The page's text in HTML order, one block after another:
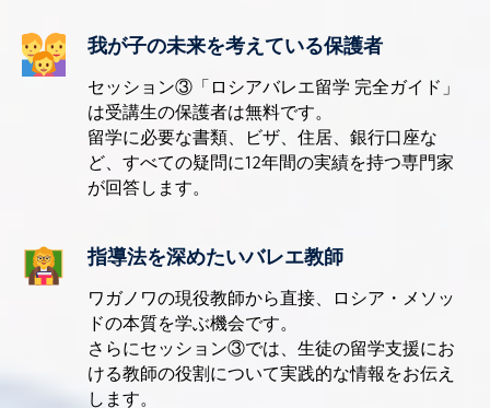
我が子の未来を考えている保護者
セッション③「ロシアバレエ留学 完全ガイド」
は受講生の保護者は無料です。
留学に必要な書類、ビザ、住居、銀行口座な
ど、すべての疑問に12年間の実績を持つ専門家
が回答します。
指導法を深めたいバレエ教師
ワガノワの現役教師から直接、ロシア・メソッ
ドの本質を学ぶ機会です。
さらにセッション③では、生徒の留学支援にお
ける教師の役割について実践的な情報をお伝え
します。